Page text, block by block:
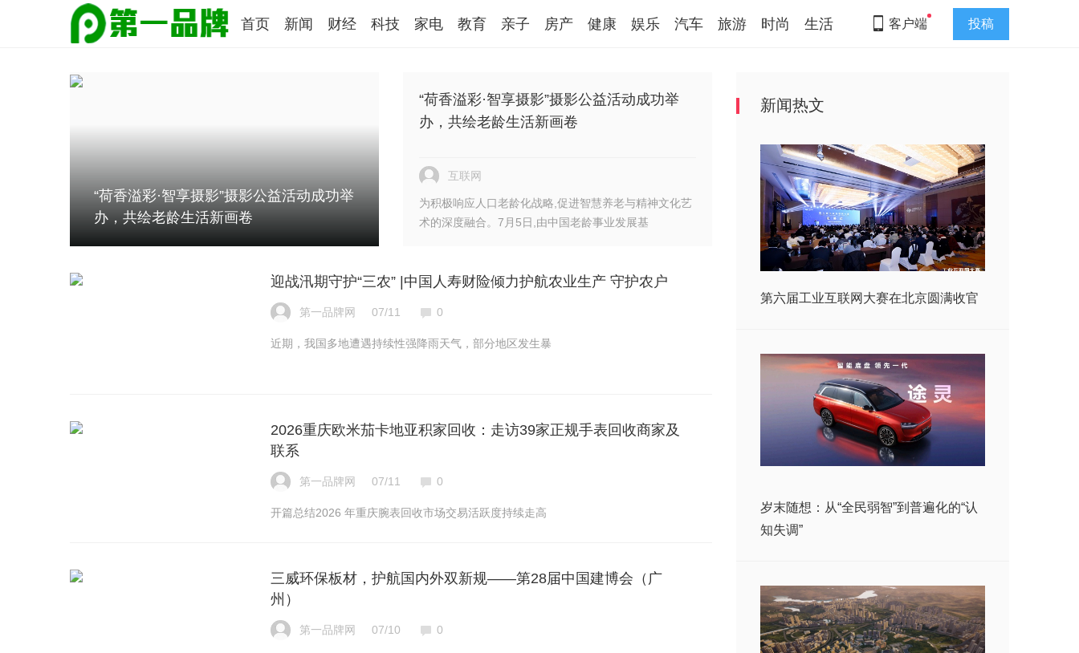
首页 新闻 财经 科技 家电 教育 亲子 房产 健康 娱乐 汽车 旅游 时尚 生活 客户端 投稿
“荷香溢彩·智享摄影”摄影公益活动成功举
办，共绘老龄生活新画卷
“荷香溢彩·智享摄影”摄影公益活动成功举
办，共绘老龄生活新画卷
互联网
为积极响应人口老龄化战略,促进智慧养老与精神文化艺
术的深度融合。7月5日,由中国老龄事业发展基
迎战汛期守护“三农” |中国人寿财险倾力护航农业生产 守护农户
第一品牌网 07/11 0
近期，我国多地遭遇持续性强降雨天气，部分地区发生暴
2026重庆欧米茄卡地亚积家回收：走访39家正规手表回收商家及
联系
第一品牌网 07/11 0
开篇总结2026 年重庆腕表回收市场交易活跃度持续走高
三威环保板材，护航国内外双新规——第28届中国建博会（广
州）
第一品牌网 07/10 0
新闻热文
第六届工业互联网大赛在北京圆满收官
岁末随想：从“全民弱智”到普遍化的“认
知失调”